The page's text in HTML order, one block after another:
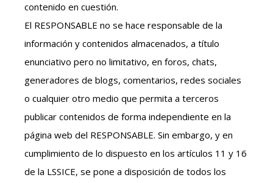
contenido en cuestión.
El RESPONSABLE no se hace responsable de la
información y contenidos almacenados, a título
enunciativo pero no limitativo, en foros, chats,
generadores de blogs, comentarios, redes sociales
o cualquier otro medio que permita a terceros
publicar contenidos de forma independiente en la
página web del RESPONSABLE. Sin embargo, y en
cumplimiento de lo dispuesto en los artículos 11 y 16
de la LSSICE, se pone a disposición de todos los